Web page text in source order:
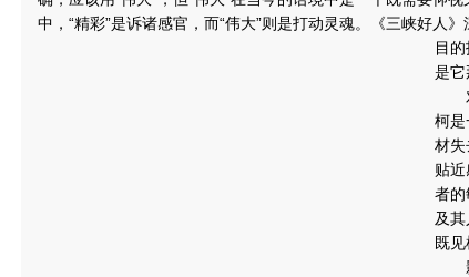
中，“精彩”是诉诸感官，而“伟大”则是打动灵魂。
《三峡好人
目
是它
对
柯是
材失
贴
者的
及
既
影